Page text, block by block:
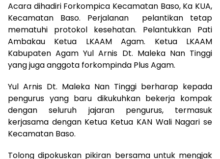
Acara dihadiri Forkompica Kecamatan Baso, Ka KUA,
Kecamatan Baso. Perjalanan pelantikan tetap
mematuhi protokol kesehatan. Pelantukkan Pati
Ambakau Ketua LKAAM Agam. Ketua LKAAM
Kabupaten Agam Yul Arnis Dt. Maleka Nan Tinggi
yang juga anggota forkompinda Plus Agam.
Yul Arnis Dt. Maleka Nan Tinggi berharap kepada
pengurus yang baru dikukuhkan bekerja kompak
dengan seluruh jajaran pengurus, termasuk
kerjasama dengan Ketua Ketua KAN Wali Nagari se
Kecamatan Baso.
Tolong dipokuskan pikiran bersama untuk mengjak